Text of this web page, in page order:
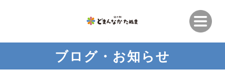
ブログ・お知らせ